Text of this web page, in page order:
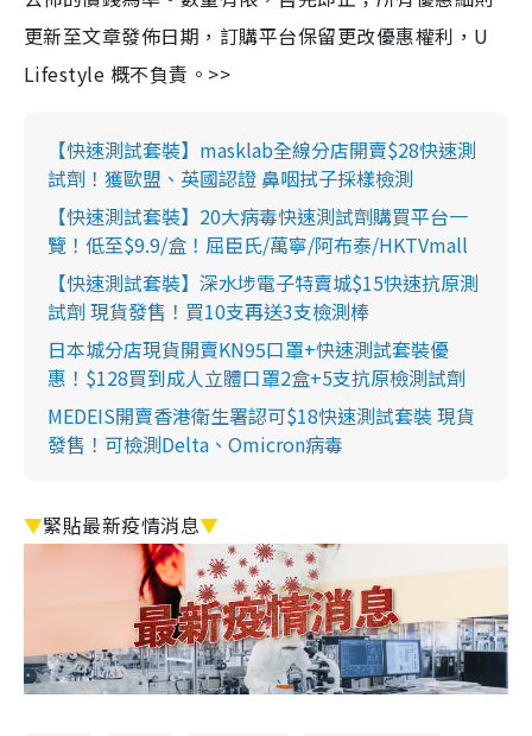
更新至文章發佈日期，訂購平台保留更改優惠權利，U
Lifestyle 概不負責。>>
【快速測試套裝】masklab全線分店開賣$28快速測
試劑！獲歐盟、英國認證 鼻咽拭子採樣檢測
【快速測試套裝】20大病毒快速測試劑購買平台一
覽！低至$9.9/盒！屈臣氏/萬寧/阿布泰/HKTVmall
【快速測試套裝】深水埗電子特賣城$15快速抗原測
試劑 現貨發售！買10支再送3支檢測棒
日本城分店現貨開賣KN95口罩+快速測試套裝優
惠！$128買到成人立體口罩2盒+5支抗原檢測試劑
MEDEIS開賣香港衛生署認可$18快速測試套裝 現貨
發售！可檢測Delta、Omicron病毒
▼緊貼最新疫情消息▼